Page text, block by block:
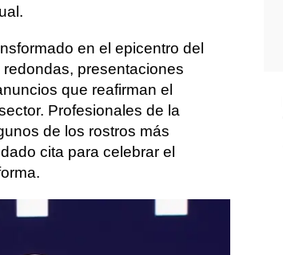
en el epicentro del
presentaciones
que reafirman el
Profesionales de la
de los rostros más
cita para celebrar el
que una presentación de
Gran Canaria a grandes